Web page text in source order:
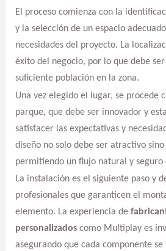
El proceso comienza con la
y la selección de un espacio
necesidades del proyecto. La
éxito del negocio, por lo que debe
suficiente población en la zona.
Una vez elegido el lugar, se procede
parque, que debe ser innovador y
satisfacer las expectativas y
diseño no solo debe ser atractivo
permitiendo un flujo natural y seguro
La instalación es el siguiente paso y
profesionales que garanticen el
elemento. La experiencia de
personalizadoscomo Multiplay es
asegurando que cada componente